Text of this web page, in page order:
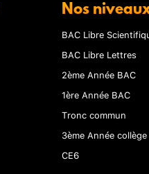
Nos
BAC Libre
BAC Libre Lettres
2ème Année BAC
1ère Année BAC
Tronc commun
3ème Année collège
CE6